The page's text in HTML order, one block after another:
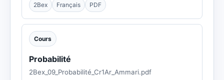
2Bex Français PDF
Cours
Probabilité
2Bex_09_Probabilité_Cr1Ar_Ammari.pdf